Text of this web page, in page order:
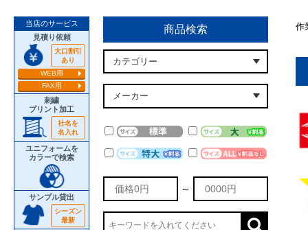
当店のサービス
見積り依頼
大口割引
あり
WEB用
FAX用
刺繍
プリント加工
社名を
名入れ
ユニフォームを
カラーで検索
サンプル貸出
シーズン
最新
商品検索
～
作